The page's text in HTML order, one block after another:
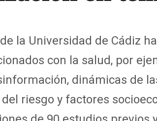
la Universidad de Cádiz
con la salud, por
dinámicas de
riesgo y factores